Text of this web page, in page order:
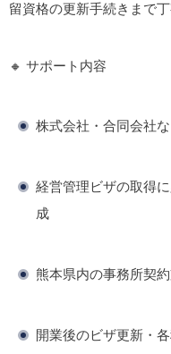
留資格の更新手続きまで丁
🔸 サポート内容
株式会社・合同会社
経営管理ビザの取得
成
熊本県内の事務所契
開業後のビザ更新・